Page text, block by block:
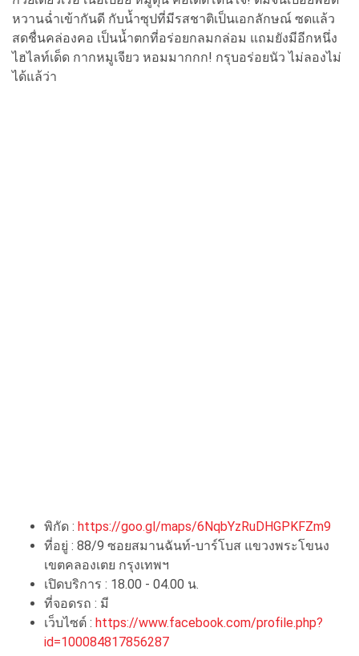
หวานฉ่ำเข้ากันดี กับน้ำซุปที่มีรสชาติเป็นเอกลักษณ์ ซดแล้ว
สดชื่นคล่องคอ เป็นน้ำตกที่อร่อยกลมกล่อม แถมยังมีอีกหนึ่ง
ไฮไลท์เด็ด กากหมูเจียว หอมมากกก! กรุบอร่อยนัว ไม่ลองไม่
ได้แล้ว่า
พิกัด : https://goo.gl/maps/6NqbYzRuDHGPKFZm9
ที่อยู่ : 88/9 ซอยสมานฉันท์-บาร์โบส แขวงพระโขนง
เขตคลองเตย กรุงเทพฯ
เปิดบริการ : 18.00 - 04.00 น.
ที่จอดรถ : มี
เว็บไซต์ : https://www.facebook.com/profile.php?
id=100084817856287